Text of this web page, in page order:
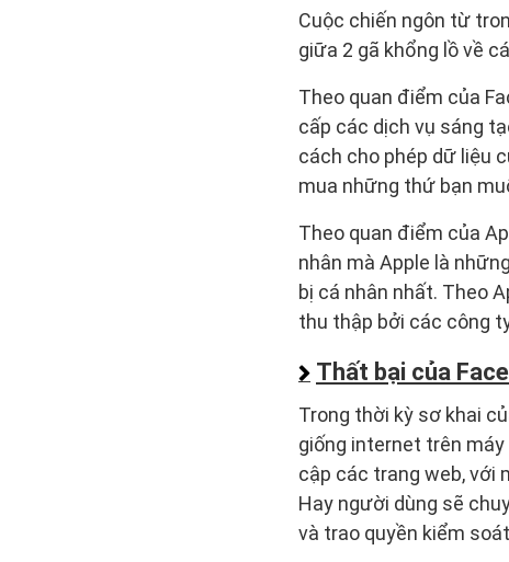
Cuộc chiến ngôn từ
giữa 2 gã khổng lồ về
Theo quan điểm của
cấp các dịch vụ sáng
cách cho phép dữ liệu
mua những thứ bạn
Theo quan điểm của
nhân mà Apple là
bị cá nhân nhất. Theo
thu thập bởi các công
Thất bại của
Trong thời kỳ sơ khai
giống internet trên
cập các trang web, với
Hay người dùng sẽ
và trao quyền kiểm